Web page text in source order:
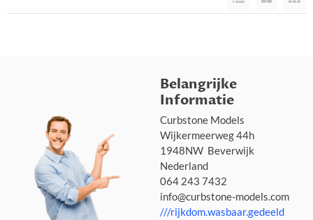
Belangrijke
Informatie
Curbstone Models
Wijkermeerweg 44h
1948NW Beverwijk
Nederland
064 243 7432
info@curbstone-models.com
///rijkdom.wasbaar.gedeeld